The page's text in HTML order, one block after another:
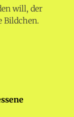
will, der
Bildchen.